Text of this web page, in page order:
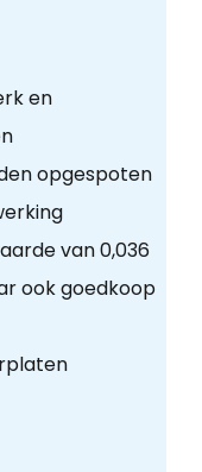
en
opgespoten
van 0,036
ook goedkoop